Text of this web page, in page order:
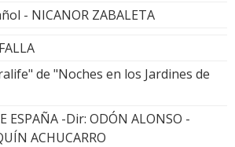
- NICANOR ZABALETA
de "Noches en los Jardines de
ESPAÑA -Dir: ODÓN ALONSO -
ACHUCARRO